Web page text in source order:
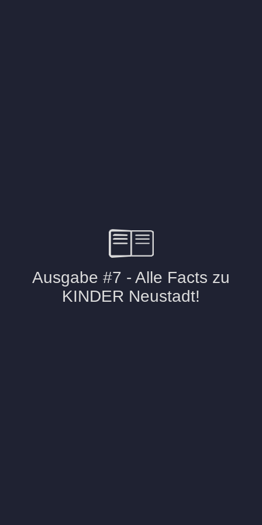
Ausgabe #7 - Alle Facts zu
KINDER Neustadt!